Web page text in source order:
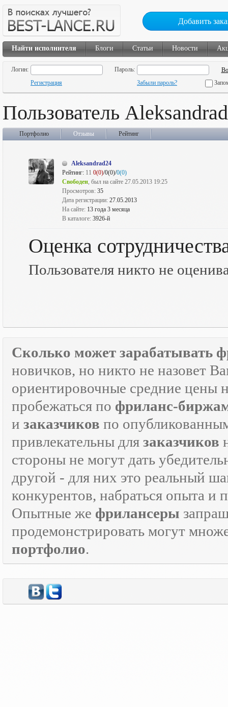
Добавить
Найти исполнителя Блоги Статьи Новости
Логин:
Пароль:
Регистрация
Забыли пароль?
Пользователь
Портфолио Отзывы Рейтинг
Aleksandrad24
Рейтинг: 11 0(0)/0(0)/0(0)
Свободен, был на сайте 27.05.2013 19:25
Просмотров: 35
Дата регистрации: 27.05.2013
На сайте: 13 года 3 месяца
В каталоге: 3926-й
Оценка
Пользователя никто не
Сколько может зарабатывать
новичков, но никто не назовет
ориентировочные средние цены
пробежаться по фриланс-
и заказчиков по
привлекательны для заказчиков
стороны не могут дать
другой - для них это реальный
конкурентов, набраться опыта и
Опытные же фрилансеры
продемонстрировать могут
портфолио.